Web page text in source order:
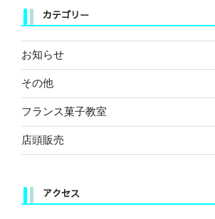
ン
カテゴリー
お知らせ
その他
フランス菓子教室
店頭販売
アクセス